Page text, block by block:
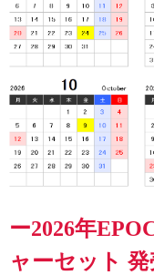
ー2026年
ャーセット